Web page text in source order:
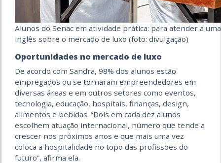
Alunos do Senac em atividade prática: para atender a
inglês sobre o mercado de luxo (foto: divulgação)
Oportunidades no mercado de luxo
De acordo com Sandra, 98% dos alunos estão
empregados ou se tornaram empreendedores em
diversas áreas e em outros setores como eventos,
tecnologia, educação, hospitais, finanças, design,
alimentos e bebidas. “Dois em cada dez alunos
escolhem atuação internacional, número que tende a
crescer nos próximos anos e que mais uma vez
coloca a hospitalidade no topo das profissões do
futuro”, afirma ela.